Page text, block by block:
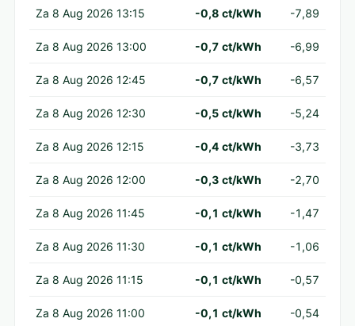
Za 8 Aug 2026 13:15 -0,8 ct/kWh -7,89
Za 8 Aug 2026 13:00 -0,7 ct/kWh -6,99
Za 8 Aug 2026 12:45 -0,7 ct/kWh -6,57
Za 8 Aug 2026 12:30 -0,5 ct/kWh -5,24
Za 8 Aug 2026 12:15 -0,4 ct/kWh -3,73
Za 8 Aug 2026 12:00 -0,3 ct/kWh -2,70
Za 8 Aug 2026 11:45 -0,1 ct/kWh -1,47
Za 8 Aug 2026 11:30 -0,1 ct/kWh -1,06
Za 8 Aug 2026 11:15 -0,1 ct/kWh -0,57
Za 8 Aug 2026 11:00 -0,1 ct/kWh -0,54